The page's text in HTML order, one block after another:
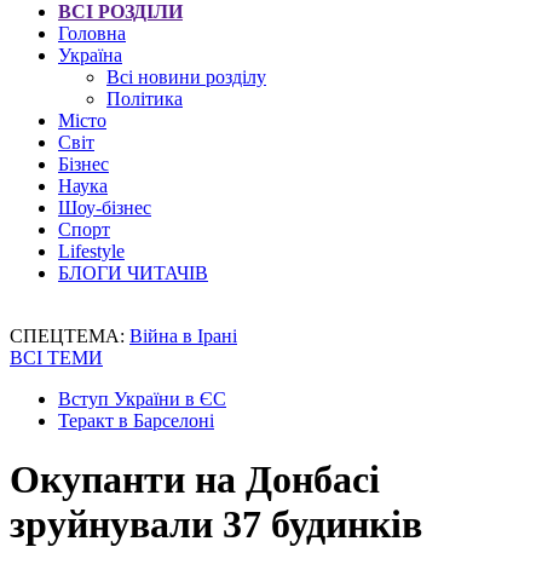
ВСІ РОЗДІЛИ
Головна
Україна
Всі новини розділу
Політика
Місто
Світ
Бізнес
Наука
Шоу-бізнес
Спорт
Lifestyle
БЛОГИ ЧИТАЧІВ
СПЕЦТЕМА: Війна в Ірані
ВСІ ТЕМИ
Вступ України в ЄС
Теракт в Барселоні
Окупанти на Донбасі
зруйнували 37 будинків